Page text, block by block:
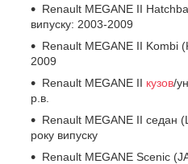
Renault MEGANE II
випуску: 2003-2009
Renault MEGANE II Kombi
2009
Renault MEGANE II кузов/
р.в.
Renault MEGANE II седан
року випуску
Renault MEGANE Scenic